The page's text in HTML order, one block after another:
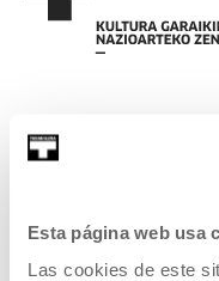
Esta página web usa
Las cookies de este
AGENDA